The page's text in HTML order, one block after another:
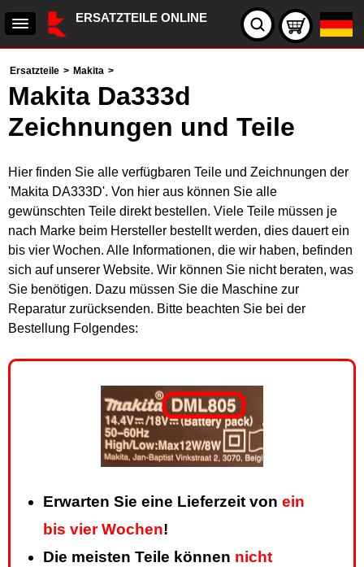
ERSATZTEILE ONLINE
Ersatzteile > Makita >
Makita Da333d
Zeichnungen und Teile
Hier finden Sie alle verfügbaren Teile und Zeichnungen der
'Makita DA333D'. Von hier aus können Sie alle
gewünschten Teile direkt bestellen. Viele Teile müssen je
nach Marke beim Hersteller bestellt werden, dies dauert ein
bis vier Wochen. Alle Informationen, die wir haben, befinden
sich auf unserer Website. Wir können Sie nicht beraten, was
Sie benötigen. Dazu müssen Sie die Maschine zur
Reparatur zurücksenden. Bitte beachten Sie bei der
Bestellung Folgendes:
Erwarten Sie eine Lieferzeit von ein
bis vier Wochen!
Die meisten Teile können nicht